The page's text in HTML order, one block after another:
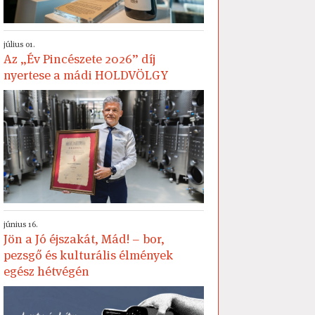
július 01.
Az „Év Pincészete 2026” díj
nyertese a mádi HOLDVÖLGY
június 16.
Jön a Jó éjszakát, Mád! – bor,
pezsgő és kulturális élmények
egész hétvégén